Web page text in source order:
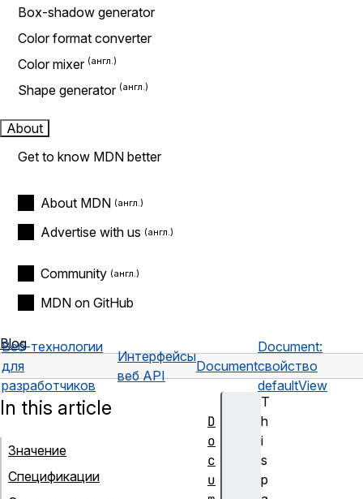
Box-shadow generator
Color format converter
Color mixer
Shape generator
About
Get to know MDN better
About MDN
Advertise with us
Community
MDN on GitHub
Blog
Веб-технологии
для
разработчиков
Интерфейсы
веб API
Document
Document:
свойство
defaultView
T
h
i
s
p
In this article
Значение
Спецификации
D
o
c
u